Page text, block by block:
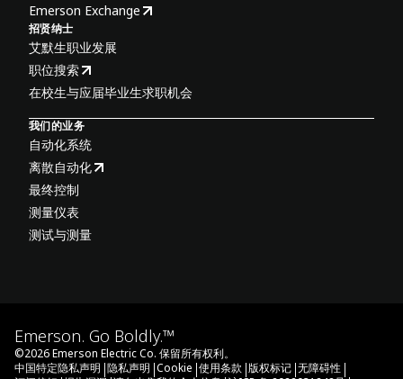
Emerson Exchange
招贤纳士
艾默生职业发展
职位搜索
在校生与应届毕业生求职机会
我们的业务
自动化系统
离散自动化
最终控制
测量仪表
测试与测量
Emerson. Go Boldly.™
©2026Emerson Electric Co. 保留所有权利。
中国特定隐私声明 |隐私声明 |Cookie |使用条款 |版权标记 |无障碍性 |